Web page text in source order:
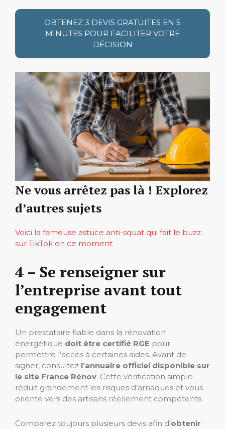
OBTENEZ 3 DEVIS GRATUITES EN 5
MINUTES POUR FACILITER VOTRE
DÉCISION
Ne vous arrêtez pas là ! Explorez
d’autres sujets
Voici la fameuse astuce anti-squat qui fait le buzz
sur TikTok en ce moment
4 – Se renseigner sur
l’entreprise avant tout
engagement
Un prestataire fiable dans la rénovation
énergétique doit être certifié RGE pour
permettre l’accès à certaines aides. Avant de
signer, consultez l’annuaire officiel disponible sur
le site France Rénov. Cette vérification simple
réduit grandement les risques d’arnaques et vous
oriente vers des artisans réellement compétents.
Comparez toujours plusieurs devis afin d’obtenir